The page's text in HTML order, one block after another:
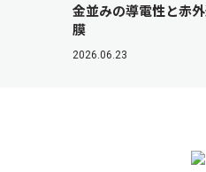
金並みの導電性と赤
膜
2026.06.23